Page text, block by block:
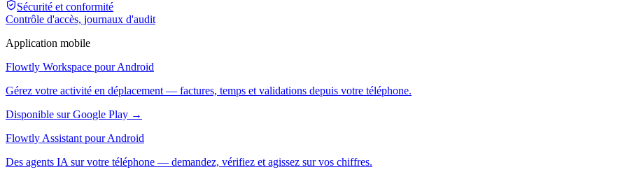
Sécurité et conformité
Contrôle d'accès, journaux d'audit
Application mobile
Flowtly Workspace pour Android
Gérez votre activité en déplacement — factures, temps et validations depuis votre téléphone.
Disponible sur Google Play →
Flowtly Assistant pour Android
Des agents IA sur votre téléphone — demandez, vérifiez et agissez sur vos chiffres.